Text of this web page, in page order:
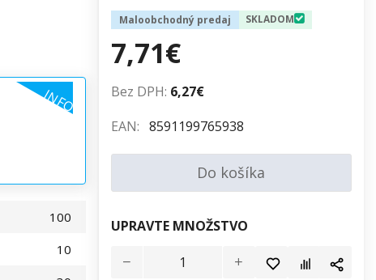
INFO
100
10
Maloobchodný predaj SKLADOM
7,71€
Bez DPH: 6,27€
EAN: 8591199765938
Do košíka
UPRAVTE MNOŽSTVO